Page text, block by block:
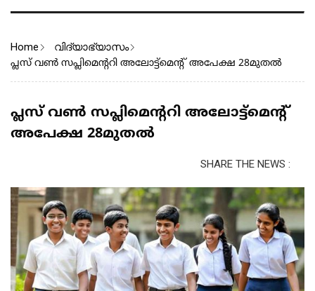
Home വിദ്യാഭ്യാസം
പ്ലസ് വൺ സപ്ലിമെന്ററി അലോട്ട്മെന്റ് അപേക്ഷ 28മുതൽ
പ്ലസ് വൺ സപ്ലിമെന്ററി അലോട്ട്മെന്റ്
അപേക്ഷ 28മുതൽ
SHARE THE NEWS :